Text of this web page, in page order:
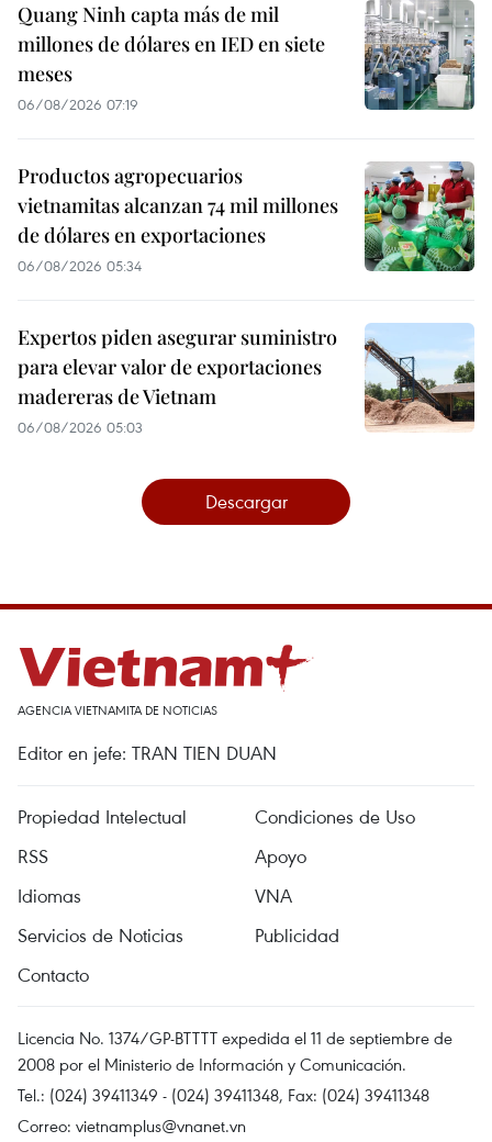
Quang Ninh capta más de mil
millones de dólares en IED en siete
meses
06/08/2026 07:19
Productos agropecuarios
vietnamitas alcanzan 74 mil millones
de dólares en exportaciones
06/08/2026 05:34
Expertos piden asegurar suministro
para elevar valor de exportaciones
madereras de Vietnam
06/08/2026 05:03
Descargar
AGENCIA VIETNAMITA DE NOTICIAS
Editor en jefe: TRAN TIEN DUAN
Propiedad Intelectual
Condiciones de Uso
RSS
Apoyo
Idiomas
VNA
Servicios de Noticias
Publicidad
Contacto
Licencia No. 1374/GP-BTTTT expedida el 11 de septiembre de
2008 por el Ministerio de Información y Comunicación.
Tel.: (024) 39411349 - (024) 39411348, Fax: (024) 39411348
Correo: vietnamplus@vnanet.vn